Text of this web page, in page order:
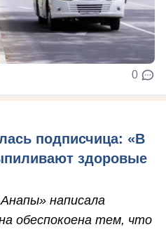
0
подписчица: «В
здоровые
написала
обеспокоена тем, что